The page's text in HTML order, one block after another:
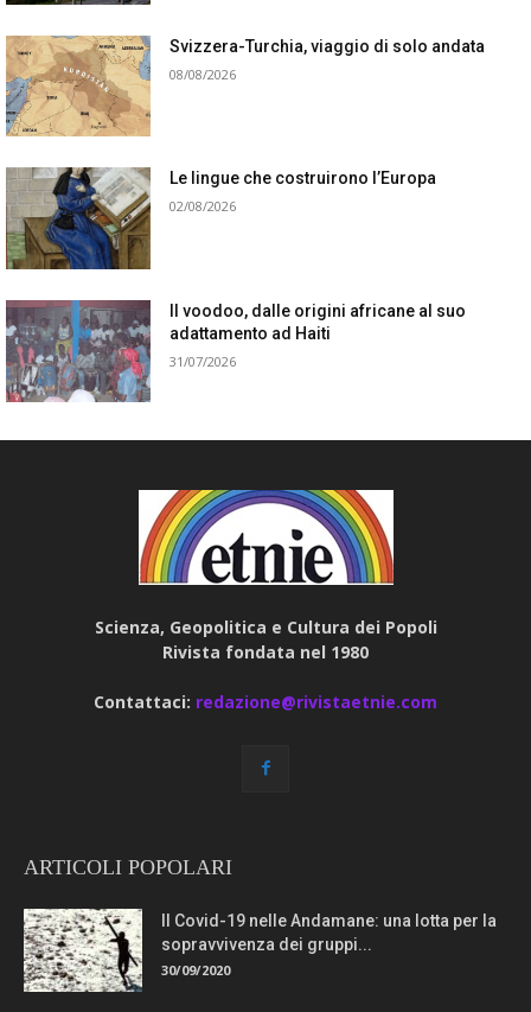
Svizzera-Turchia, viaggio di solo andata
08/08/2026
Le lingue che costruirono l’Europa
02/08/2026
Il voodoo, dalle origini africane al suo
adattamento ad Haiti
31/07/2026
Scienza, Geopolitica e Cultura dei Popoli
Rivista fondata nel 1980
Contattaci: redazione@rivistaetnie.com
ARTICOLI POPOLARI
Il Covid-19 nelle Andamane: una lotta per la
sopravvivenza dei gruppi...
30/09/2020